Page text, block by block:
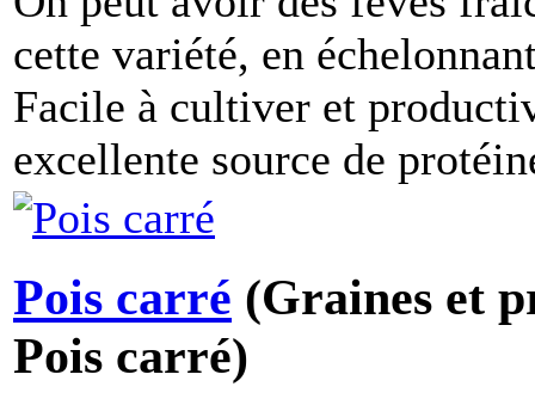
cette variété, en
Facile à cultiver et
excellente source de
Pois carré (Graines et
Pois carré)